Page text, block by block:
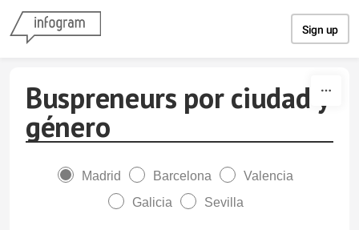
Sign up
Buspreneurs por ciudad y
género
Madrid Barcelona
Valencia
Galicia
Sevilla